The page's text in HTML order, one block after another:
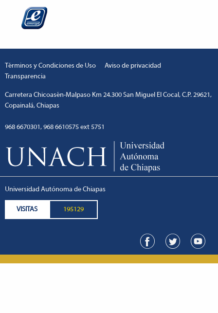
Términos y Condiciones de Uso
Aviso de privacidad
Transparencia
Carretera Chicoasén-Malpaso Km 24.300 San Miguel El Cocal, C.P. 29621,
Copainalá, Chiapas
968 6670301, 968 6610575 ext 5751
Universidad Autónoma de Chiapas
VISITAS 195129